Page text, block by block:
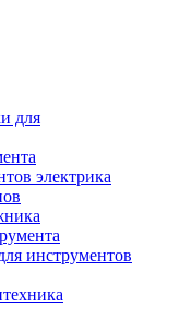
для
электрика
инструментов